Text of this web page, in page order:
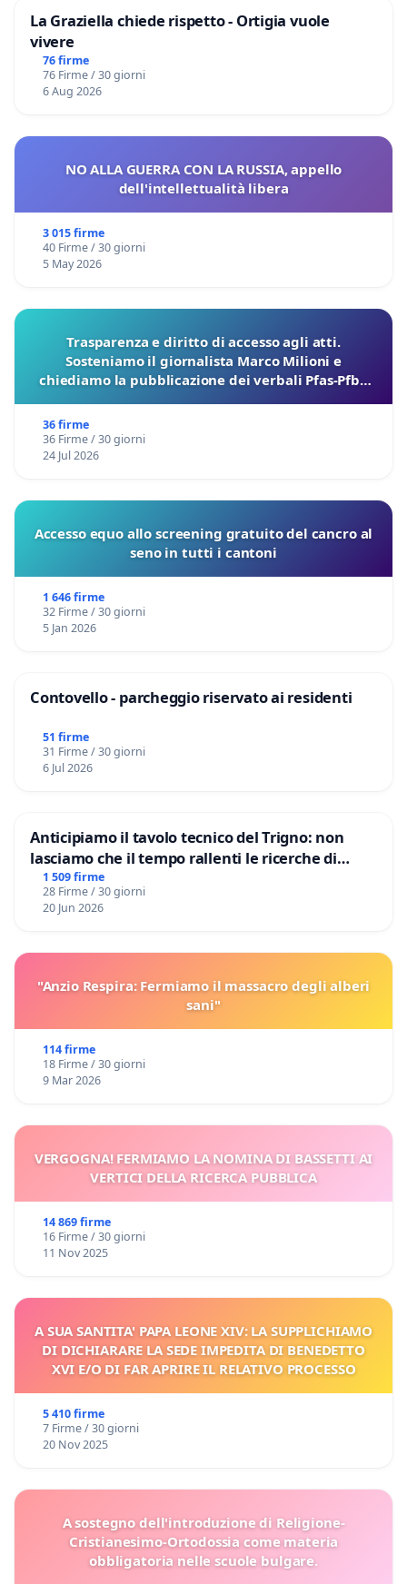
La Graziella chiede rispetto - Ortigia vuole
vivere
76 firme
76 Firme / 30 giorni
6 Aug 2026
NO ALLA GUERRA CON LA RUSSIA, appello
dell'intellettualità libera
3 015 firme
40 Firme / 30 giorni
5 May 2026
Trasparenza e diritto di accesso agli atti.
Sosteniamo il giornalista Marco Milioni e
chiediamo la pubblicazione dei verbali Pfas-Pfba
36 firme
36 Firme / 30 giorni
24 Jul 2026
Accesso equo allo screening gratuito del cancro al
seno in tutti i cantoni
1 646 firme
32 Firme / 30 giorni
5 Jan 2026
Contovello - parcheggio riservato ai residenti
51 firme
31 Firme / 30 giorni
6 Jul 2026
Anticipiamo il tavolo tecnico del Trigno: non
lasciamo che il tempo rallenti le ricerche di
Domenico Racanati
1 509 firme
28 Firme / 30 giorni
20 Jun 2026
"Anzio Respira: Fermiamo il massacro degli alberi
sani"
114 firme
18 Firme / 30 giorni
9 Mar 2026
VERGOGNA! FERMIAMO LA NOMINA DI BASSETTI AI
VERTICI DELLA RICERCA PUBBLICA
14 869 firme
16 Firme / 30 giorni
11 Nov 2025
A SUA SANTITA' PAPA LEONE XIV: LA SUPPLICHIAMO
DI DICHIARARE LA SEDE IMPEDITA DI BENEDETTO
XVI E/O DI FAR APRIRE IL RELATIVO PROCESSO
5 410 firme
7 Firme / 30 giorni
20 Nov 2025
A sostegno dell'introduzione di Religione-
Cristianesimo-Ortodossia come materia
obbligatoria nelle scuole bulgare.